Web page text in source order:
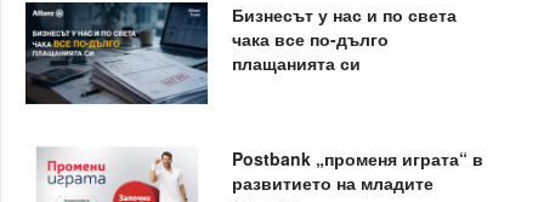
Бизнесът у нас и по света
чака все по-дълго
плащанията си
Postbank „променя играта“ в
развитието на младите